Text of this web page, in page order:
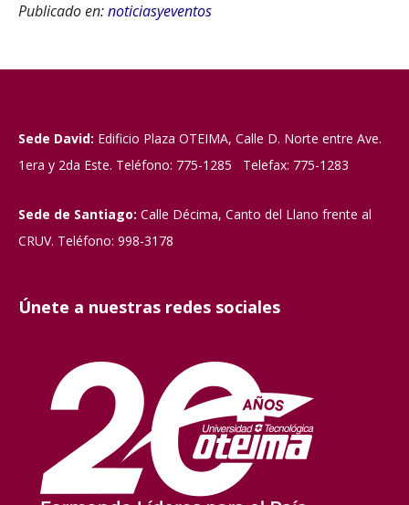
Publicado en:noticiasyeventos
Sede David: Edificio Plaza OTEIMA, Calle D. Norte entre Ave.
1era y 2da Este. Teléfono: 775-1285 Telefax: 775-1283
Sede de Santiago: Calle Décima, Canto del Llano frente al
CRUV. Teléfono: 998-3178
Únete a nuestras redes sociales